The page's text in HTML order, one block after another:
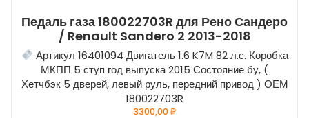
Педаль газа 180022703R для Рено Сандеро
/ Renault Sandero 2 2013-2018
Артикул 16401094 Двигатель 1.6 K7M 82 л.с. Коробка
МКПП 5 ступ год выпуска 2015 Состояние бу, (
Хетчбэк 5 дверей, левый руль, передний привод ) ОЕМ
180022703R
3300,00₽